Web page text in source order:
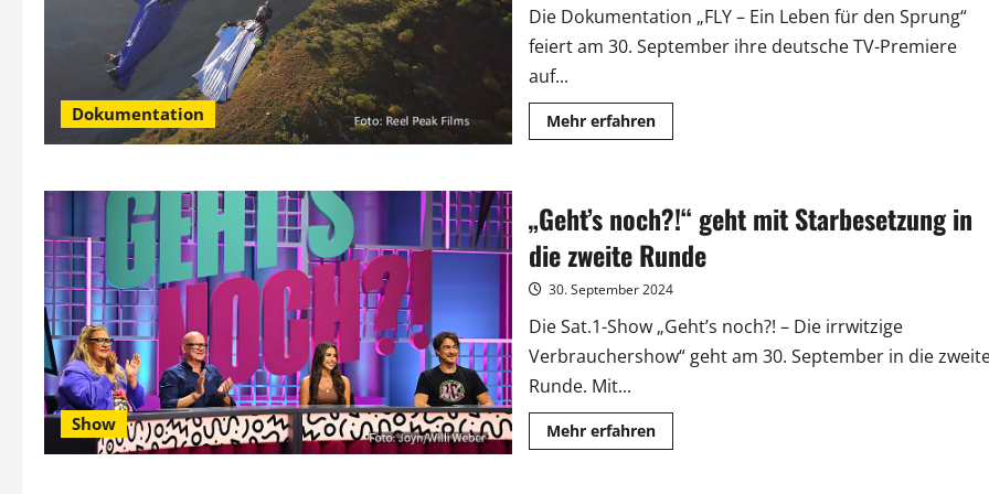
Dokumentation
Die Dokumentation „FLY – Ein Leben für den Sprung“
feiert am 30. September ihre deutsche TV-Premiere
auf...
Mehr erfahrenMehr
Informationen
Doku
„FLY“
feiert
ihre
Premiere
auf
Geographic
Show
„Geht’s noch?!“ geht mit Starbesetzung in
die zweite Runde
30. September 2024
Die Sat.1-Show „Geht’s noch?! – Die irrwitzige
Verbrauchershow“ geht am 30. September in die
Runde. Mit...
Mehr erfahrenMehr
Informationen